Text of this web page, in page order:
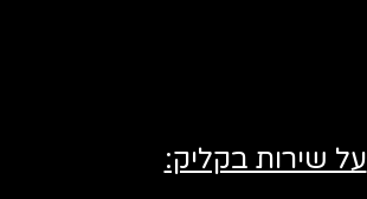
על שירות בקליק: